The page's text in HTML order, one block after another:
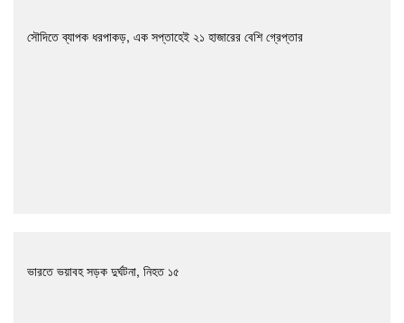
সৌদিতে ব্যাপক ধরপাকড়, এক সপ্তাহেই ২১ হাজারের বেশি গ্রেপ্তার
ভারতে ভয়াবহ সড়ক দুর্ঘটনা, নিহত ১৫